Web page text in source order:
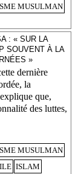
MUSULMAN
: « SUR LA
SOUVENT À LA
»
dernière
la
que,
des luttes,
MUSULMAN
ISLAM